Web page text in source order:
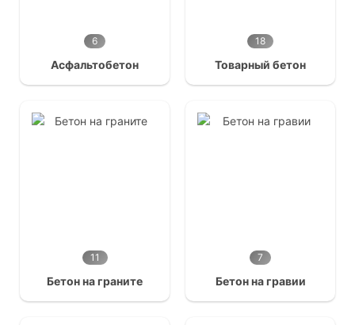
6
Асфальтобетон
18
Товарный бетон
11
Бетон на граните
7
Бетон на гравии